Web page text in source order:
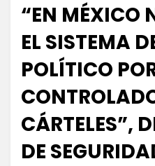
“EN MÉXICO
EL SISTEMA
POLÍTICO
CÁRTELES”,
DE